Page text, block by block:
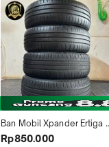
Ban Mobil Xpander Ertiga
Civic Ring 17 Dunlop
Rp850.000